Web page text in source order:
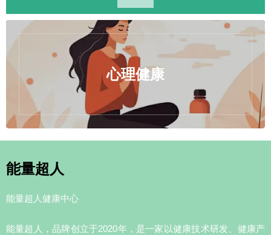
心理健康
能量超人
能量超人健康中心
能量超人，品牌创立于2020年，是一家以健康技术研发、健康产